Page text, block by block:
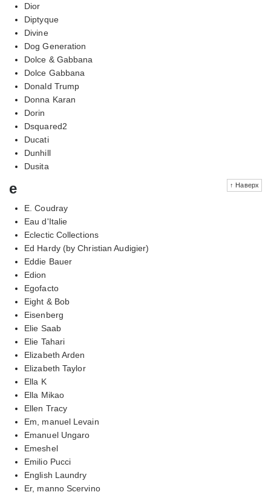
Dior
Diptyque
Divine
Dog Generation
Dolce & Gabbana
Dolce Gabbana
Donald Trump
Donna Karan
Dorin
Dsquared2
Ducati
Dunhill
Dusita
↑ Наверх
e
E. Coudray
Eau d'Italie
Eclectic Collections
Ed Hardy (by Christian Audigier)
Eddie Bauer
Edion
Egofacto
Eight & Bob
Eisenberg
Elie Saab
Elie Tahari
Elizabeth Arden
Elizabeth Taylor
Ella K
Ella Mikao
Ellen Tracy
Em, manuel Levain
Emanuel Ungaro
Emeshel
Emilio Pucci
English Laundry
Er, manno Scervino